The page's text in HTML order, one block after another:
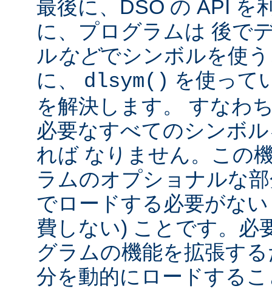
最後に、DSO の API を
に、プログラムは 後で
ルなどでシンボルを使
に、 dlsym() を使って
を解決します。 すなわ
必要なすべてのシンボ
れば なりません。この
ラムのオプショナルな
でロードする必要がな
費しない) ことです。必
グラムの機能を拡張す
分を動的にロードする